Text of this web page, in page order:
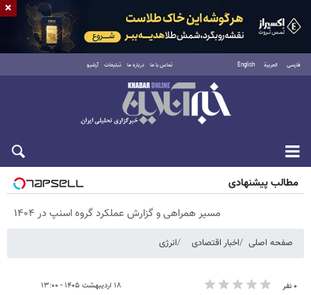
فارسی العربية English تماس با ما درباره ما تبلیغات آرشیو
پنجشنبه ۱۵ مرداد ۱۴۰۵
مطالب پیشنهادی
مسیر همراهی و گزارش عملکرد گروه اسنپ در ۱۴۰۴
صفحه اصلی اخبار اقتصادی انرژی
۰ نفر ۱۸ اردیبهشت ۱۴۰۵ - ۱۳:۰۰
×